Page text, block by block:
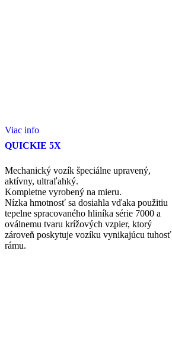
Viac info
QUICKIE 5X
Mechanický vozík špeciálne upravený,
aktívny, ultraľahký.
Kompletne vyrobený na mieru.
Nízka hmotnosť sa dosiahla vďaka použitiu
tepelne spracovaného hliníka série 7000 a
oválnemu tvaru krížových vzpier, ktorý
zároveň poskytuje vozíku vynikajúcu tuhosť
rámu.